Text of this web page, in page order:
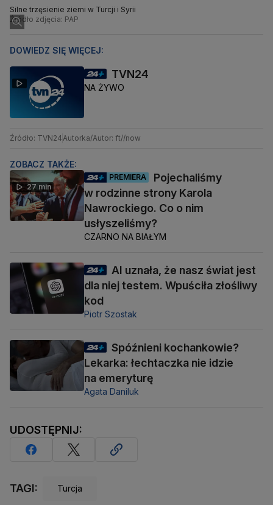
Silne trzęsienie ziemi w Turcji i Syrii
Źródło zdjęcia: PAP
DOWIEDZ SIĘ WIĘCEJ:
TVN24
NA ŻYWO
Źródło: TVN24 Autorka/Autor: ft//now
ZOBACZ TAKŻE:
27 min
PREMIERA
Pojechaliśmy
w rodzinne strony Karola
Nawrockiego. Co o nim
usłyszeliśmy?
CZARNO NA BIAŁYM
AI uznała, że nasz świat jest
dla niej testem. Wpuściła złośliwy
kod
Piotr Szostak
Spóźnieni kochankowie?
Lekarka: łechtaczka nie idzie
na emeryturę
Agata Daniluk
UDOSTĘPNIJ:
TAGI: Turcja